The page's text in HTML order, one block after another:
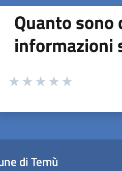
Quanto sono
informazioni
Valuta da 1 a 5 stelle la pagina
di Temù